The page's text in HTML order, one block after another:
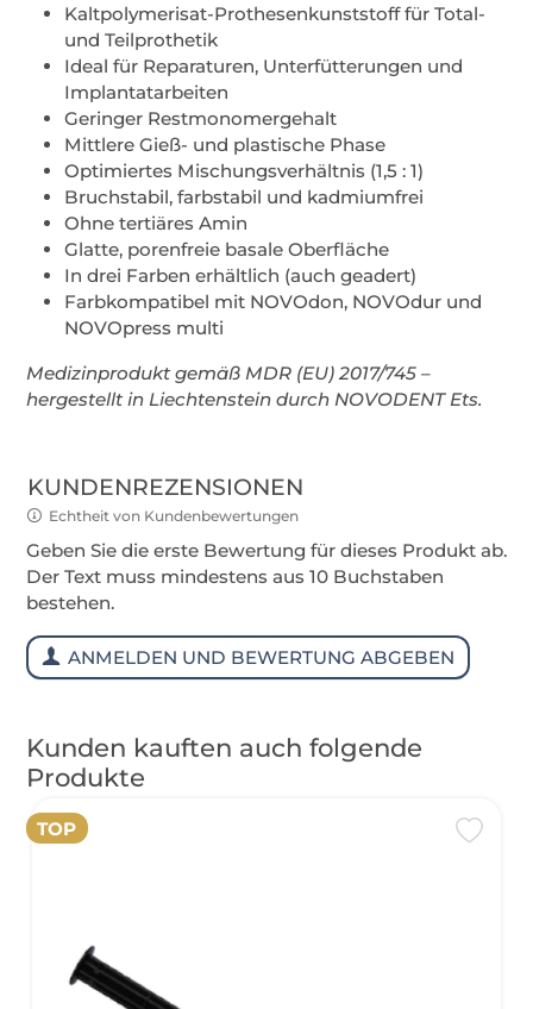
Kaltpolymerisat-Prothesenkunststoff für Total-
und Teilprothetik
Ideal für Reparaturen, Unterfütterungen und
Implantatarbeiten
Geringer Restmonomergehalt
Mittlere Gieß- und plastische Phase
Optimiertes Mischungsverhältnis (1,5 : 1)
Bruchstabil, farbstabil und kadmiumfrei
Ohne tertiäres Amin
Glatte, porenfreie basale Oberfläche
In drei Farben erhältlich (auch geadert)
Farbkompatibel mit NOVOdon, NOVOdur und
NOVOpress multi
Medizinprodukt gemäß MDR (EU) 2017/745 –
hergestellt in Liechtenstein durch NOVODENT Ets.
KUNDENREZENSIONEN
Echtheit von Kundenbewertungen
Geben Sie die erste Bewertung für dieses Produkt ab.
Der Text muss mindestens aus 10 Buchstaben
bestehen.
ANMELDEN UND BEWERTUNG ABGEBEN
Kunden kauften auch folgende
Produkte
TOP